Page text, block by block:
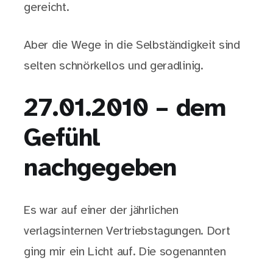
gereicht.
Aber die Wege in die Selbständigkeit sind
selten schnörkellos und geradlinig.
27.01.2010 – dem
Gefühl
nachgegeben
Es war auf einer der jährlichen
verlagsinternen Vertriebstagungen. Dort
ging mir ein Licht auf. Die sogenannten